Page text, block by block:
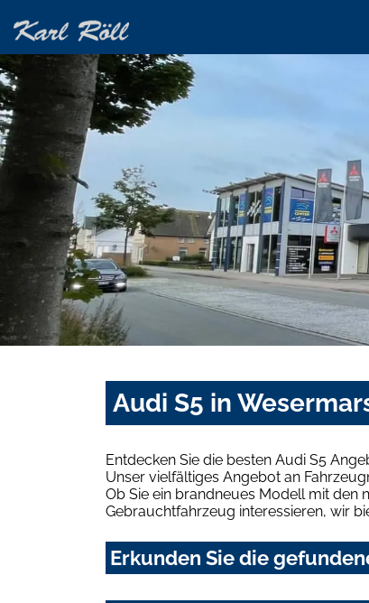
Audi S5 in
Entdecken Sie die besten Audi S5
Unser vielfältiges Angebot an
Ob Sie ein brandneues Modell mit den
Gebrauchtfahrzeug interessieren, wir
Erkunden Sie die